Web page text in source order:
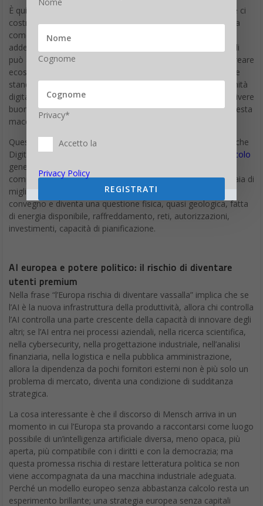
È qui che la frase di Mensch diventa più interessante, perché ci
costringe a guardare l’AI non come una magia linguistica, ma
come una macchina geopolitica. Chi possiede il calcolo può
addestrare modelli più grandi, chi addestra modelli più grandi
può attrarre più sviluppatori, chi attira più sviluppatori può creare
ecosistemi più forti, chi crea ecosistemi più forti può imporre
standard, prezzi, interfacce, contratti, dipendenze. La sovranità
digitale europea, quindi, non passa solo dalla capacità di scrivere
buone leggi, ma dalla possibilità di costruire e alimentare questa
macchina.
Questo è anche il senso della discussione sulla
, che
Digitalic ha già affrontato raccontando la
nuova fame di calcolo
generata dalla crescita dell’intelligenza artificiale: quando la
competizione AI si misura in centinaia di megawatt e centinaia di
migliaia di GPU, la sovranità smette di essere una parola da
convegno e diventa una questione fisica, quasi geologica, fatta
di energia disponibile, raffreddamento, reti, autorizzazioni,
investimenti, capacità di pianificazione.
AI europea e potere politico: il rischio di diventare
utenti premium
Nella frase “l’Europa rischia di diventare vassalla” implica che se
l’AI è la nuova infrastruttura della produttività, allora chi controlla
l’AI controlla una parte crescente della capacità di innovare degli
altri; se l’AI entra nei processi aziendali, nella ricerca scientifica,
nella cybersecurity, nella progettazione industriale, nell’analisi
finanziaria, nella logistica e nella pubblica amministrazione,
allora la dipendenza da pochi fornitori esterni non è più solo un
problema di mercato, diventa una condizione di sudditanza
strategica.
La cosa interessante è che il discorso di Mensch arriva in un
momento in cui l’Europa sta provando a raccontarsi come luogo
possibile di un’intelligenza artificiale diversa, meno opaca, più
aperta, più compatibile con i diritti e con la democrazia; ma
questa promessa rischia di restare letteratura politica se non
viene accompagnata da una macchina industriale adeguata.
Perché un modello europeo senza abbastanza calcolo resta un
esperimento brillante; una strategia europea senza capitali
Cognome
Privacy*
Accetto la
Privacy Policy
REGISTRATI